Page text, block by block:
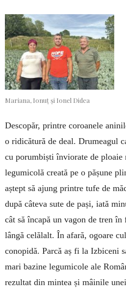
Mariana, Ionuț și Ionel Didea
Descopăr, printre coroanele
o ridicătură de deal. Drumeagul
cu porumbiști înviorate de ploaie
legumicolă creată pe o pășune
aștept să ajung printre tufe de
după câteva sute de pași, iată
cât să încapă un vagon de tren
lângă celălalt. În afară, ogoare
conopidă. Parcă aș fi la Izbiceni
mari bazine legumicole ale
rezultat din mintea și mâinile